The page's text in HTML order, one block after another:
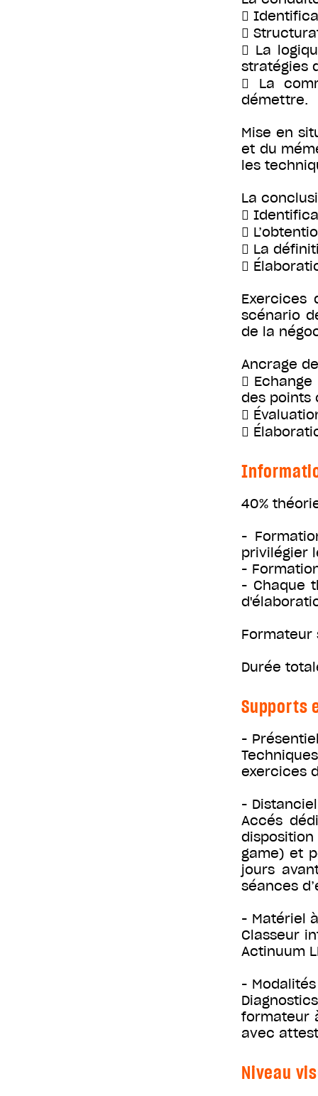


 La
stratégies
 La
démettre.
Mise en
et du
les
La


 La

Exercices
scénario
de la
Ancrage

des points


40%
-
privilégier
-
- Chaque
Formateur
Durée
Supports
-
exercices
-
Accés
disposition
game) et
jours
séances
- Matériel
Classeur
Actinuum
-
formateur
avec
Niveau